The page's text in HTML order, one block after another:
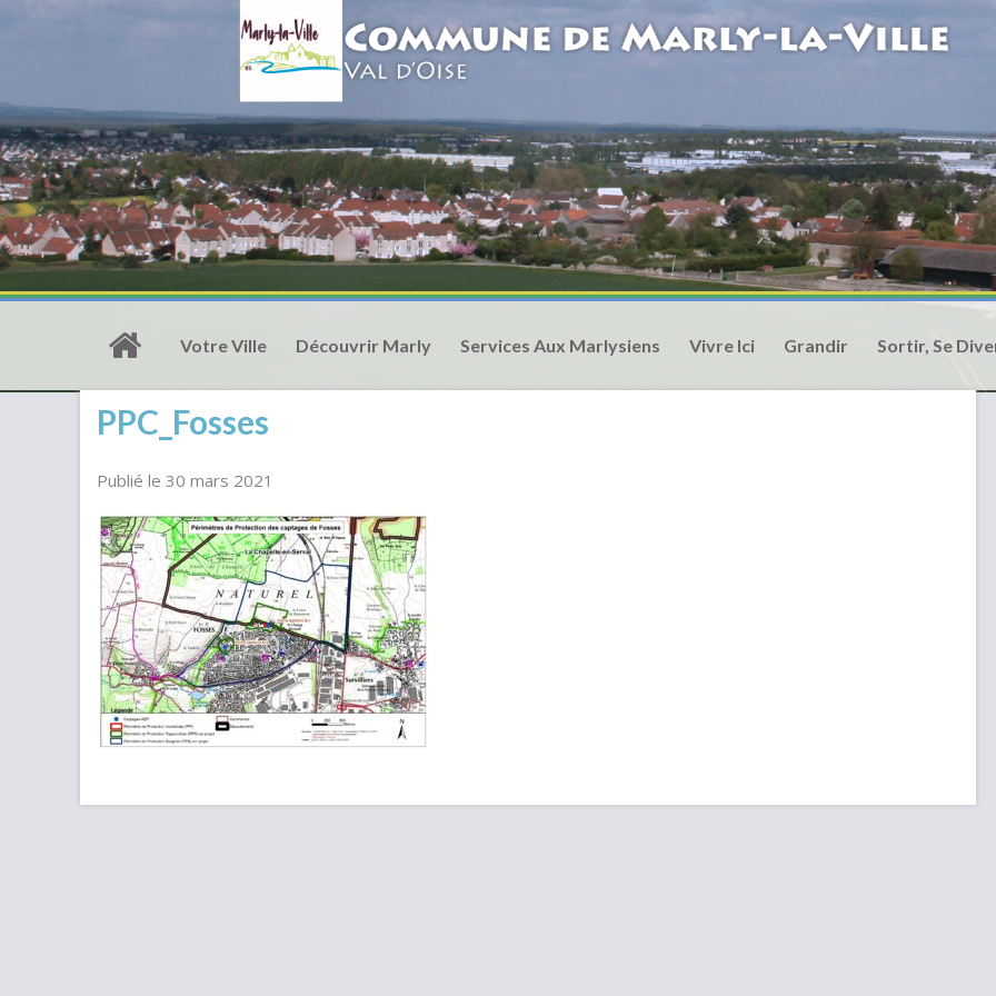
Votre Ville Découvrir Marly Services Aux Marlysiens Vivre Ici Grandir Sortir, Se
PPC_Fosses
Publié le 30 mars 2021